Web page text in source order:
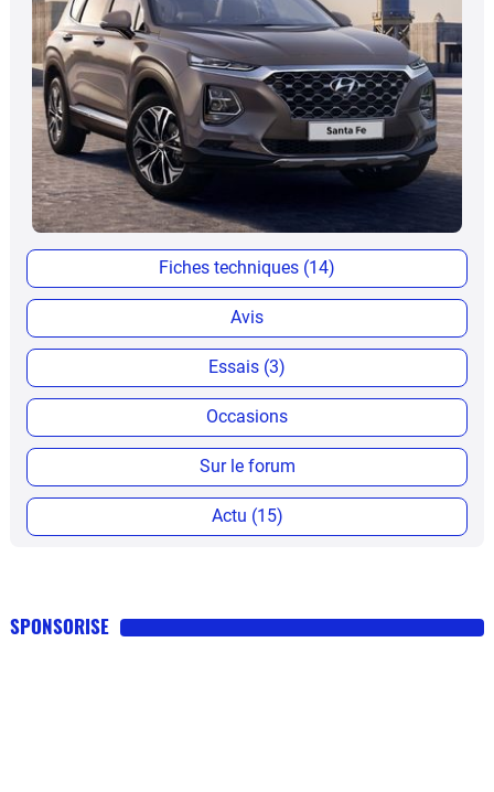
Fiches techniques (14)
Avis
Essais (3)
Occasions
Sur le forum
Actu (15)
SPONSORISE